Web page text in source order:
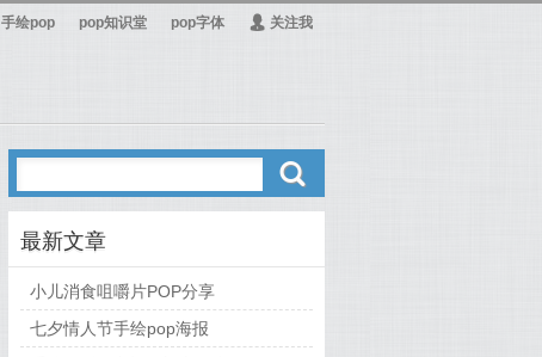
手绘pop pop知识堂 pop字体 Ą 关注我
ő
最新文章
小儿消食咀嚼片POP分享
七夕情人节手绘pop海报